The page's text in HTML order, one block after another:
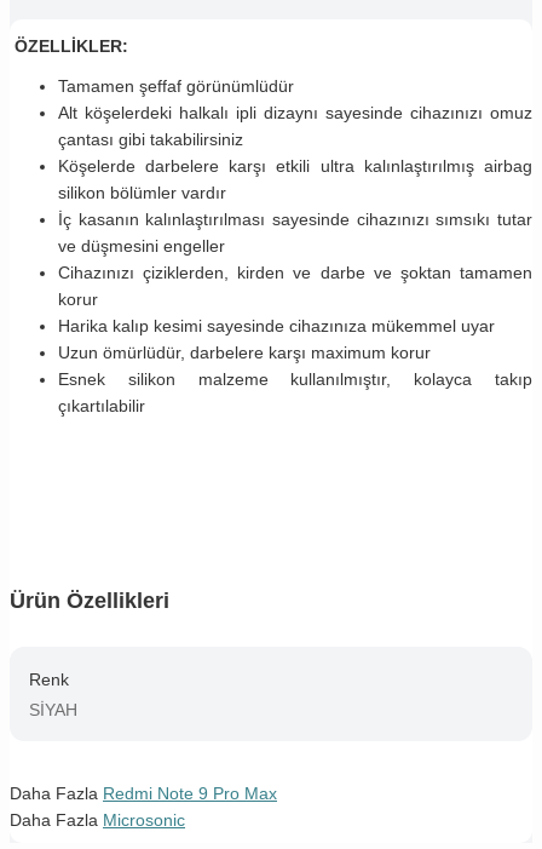
ÖZELLİKLER:
Tamamen şeffaf görünümlüdür
Alt köşelerdeki halkalı ipli dizaynı sayesinde cihazınızı omuz
çantası gibi takabilirsiniz
Köşelerde darbelere karşı etkili ultra kalınlaştırılmış airbag
silikon bölümler vardır
İç kasanın kalınlaştırılması sayesinde cihazınızı sımsıkı tutar
ve düşmesini engeller
Cihazınızı çiziklerden, kirden ve darbe ve şoktan tamamen
korur
Harika kalıp kesimi sayesinde cihazınıza mükemmel uyar
Uzun ömürlüdür, darbelere karşı maximum korur
Esnek silikon malzeme kullanılmıştır, kolayca takıp
çıkartılabilir
Ürün Özellikleri
Renk
SİYAH
Daha Fazla Redmi Note 9 Pro Max
Daha Fazla Microsonic